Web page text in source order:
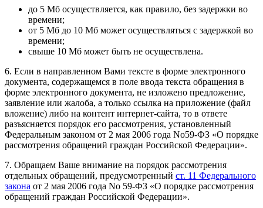
до 5 Мб осуществляется, как правило, без задержки во
времени;
от 5 Мб до 10 Мб может осуществляться с задержкой во
времени;
свыше 10 Мб может быть не осуществлена.
6. Если в направленном Вами тексте в форме электронного
документа, содержащемся в поле ввода текста обращения в
форме электронного документа, не изложено предложение,
заявление или жалоба, а только ссылка на приложение (файл
вложение) либо на контент интернет-сайта, то в ответе
разъясняется порядок его рассмотрения, установленный
Федеральным законом от 2 мая 2006 года No59-ФЗ «О порядке
рассмотрения обращений граждан Российской Федерации».
7. Обращаем Ваше внимание на порядок рассмотрения
отдельных обращений, предусмотренный ст. 11 Федерального
закона от 2 мая 2006 года No 59-ФЗ «О порядке рассмотрения
обращений граждан Российской Федерации».